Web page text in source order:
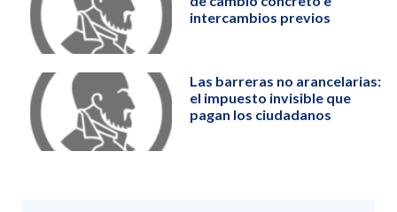
intercambios previos
Las barreras no arancelarias:
el impuesto invisible que
pagan los ciudadanos